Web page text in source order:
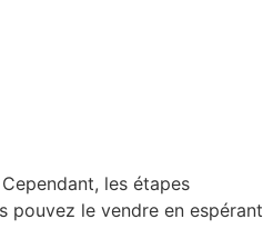
les étapes
pouvez le vendre en espérant